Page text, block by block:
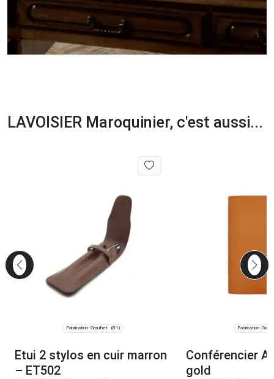
LAVOISIER Maroquinier, c'est aussi...
Fabrication: Graulhet (81)
Etui 2 stylos en cuir marron
– ET502
Fabrication:
Conférencier
gold